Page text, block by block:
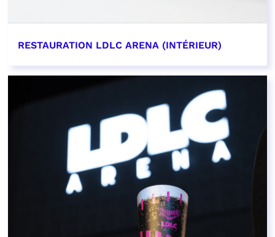
RESTAURATION LDLC ARENA (INTÉRIEUR)